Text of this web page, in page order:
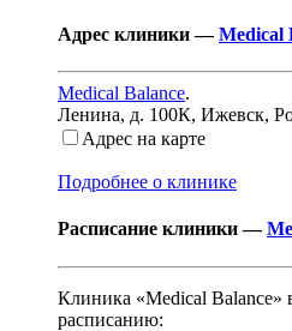
Адрес клиники —Medical
Medical Balance.
Ленина, д. 100К, Ижевск,
Адрес на карте
Подробнее о клинике
Расписание клиники —
Клиника «Medical Balance»
расписанию: